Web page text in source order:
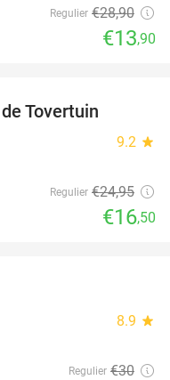
Regulier €28,90
€13,90
Tovertuin
9.2 star
Regulier €24,95
€16,50
8.9 star
Regulier €30